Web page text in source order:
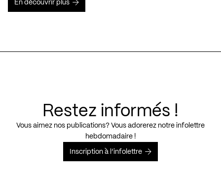
En découvrir plus
Restez informés !
Vous aimez nos publications? Vous adorerez notre infolettre
hebdomadaire !
Inscription à l’infolettre